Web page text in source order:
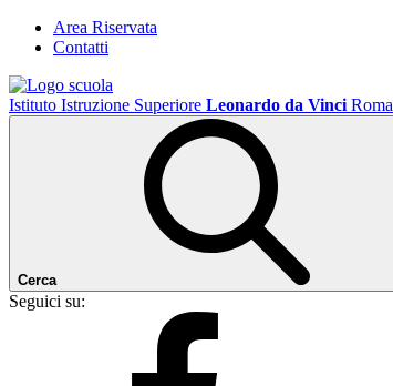
Area Riservata
Contatti
Istituto Istruzione Superiore Leonardo da Vinci Roma
Cerca
Seguici su: